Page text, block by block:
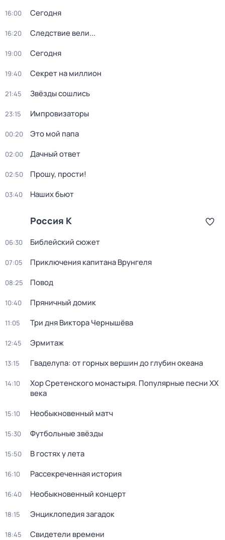
16:00 Сегодня
16:20 Следствие вели...
19:00 Сегодня
19:40 Секрет на миллион
21:45 Звёзды сошлись
23:15 Импровизаторы
00:20 Это мой папа
02:00 Дачный ответ
02:50 Прошу, прости!
03:40 Наших бьют
Россия К
06:30 Библейский сюжет
07:05 Приключения капитана Врунгеля
08:25 Повод
10:40 Пряничный домик
11:05 Три дня Виктора Чернышёва
12:45 Эрмитаж
13:15 Гваделупа: от горных вершин до глубин океана
14:10
Хор Сретенского монастыря. Популярные песни XX
века
15:10 Необыкновенный матч
15:30 Футбольные звёзды
15:50 В гостях у лета
16:10 Рассекреченная история
16:40 Необыкновенный концерт
18:15 Энциклопедия загадок
18:45 Свидетели времени